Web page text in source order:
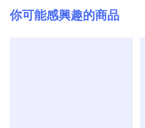
你可能感興趣的商品